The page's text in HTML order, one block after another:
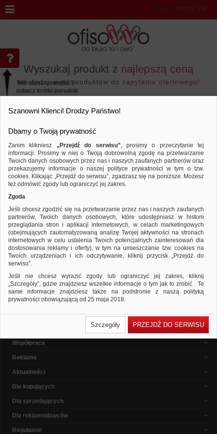
Wyszukaj produkt z najlepszą ceną
lub dodaj wiele produktów do zapytania ofertowego!
Witaj ,
Wyniki wyszukiwania
PODPOWIEDZI
Zmień kryteria wyszukiwania zaznaczając inne filtry i wyszukaj
ponownie
Sprawdź, czy wszystkie słowa zostały poprawnie napisane.
Spróbuj użyć innych słów kluczowych.
Popularne marki
O nas
Współpraca
Reklama
Aktualności
Dla kupujących
Dla sprzedających
Dla reklamodawców
Regulamin
Nie wiesz co zrobić? -
zobacz krótki poradnik
Szanowni Klienci! Drodzy Państwo!
Dbamy o Twoją prywatność
Zanim klikniesz „Przejdź do serwisu”, prosimy o przeczytanie tej
informacji. Prosimy w niej o Twoją dobrowolną zgodę na przetwarzanie
Twoich danych osobowych przez nas i naszych zaufanych partnerów oraz
przekazujemy informacje o naszej polityce prywatności w tym o tzw.
cookies. Klikając „Przejdź do serwisu”, zgadzasz się na poniższe. Możesz
też odmówić zgody lub ograniczyć jej zakres.
Zgoda
Jeśli chcesz zgodzić się na przetwarzanie przez nas i naszych zaufanych
partnerów, Twoich danych osobowych, które udostępniasz w historii
przeglądania stron i aplikacji internetowych, w celach marketingowych
(obejmujących zautomatyzowaną analizę Twojej aktywności na stronach
internetowych w celu ustalenia Twoich potencjalnych zainteresowań dla
dostosowania reklamy i oferty), w tym na umieszczanie tzw. cookies na
Twoich urządzeniach i ich odczytywanie, kliknij przycisk „Przejdź do
serwisu”.
Jeśli nie chcesz wyrazić zgody lub ograniczyć jej zakres, kliknij
„Szczegóły”, gdzie znajdziesz wszelkie informacje o tym jak to zrobić . Te
same informacje znajdziesz także na podstronie z naszą polityką
prywatności obowiązującą od 25 maja 2018.
wcześniejsza zgoda której udzieliliście podczas zakładania konta. Każda
Państwa zgoda jest dobrowolna i można ją w dowolnym momencie
Polityka prywatności (rozwiń)
Klauzula Informacyjna (rozwiń)
Lista Zaufanych Partnerów (rozwiń)
Szczegóły PRZEJDŹ DO SERWISU